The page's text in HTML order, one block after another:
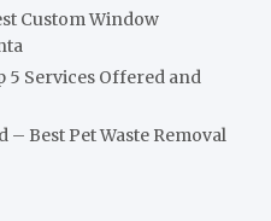
Custom Window
5 Services Offered and
– Best Pet Waste Removal